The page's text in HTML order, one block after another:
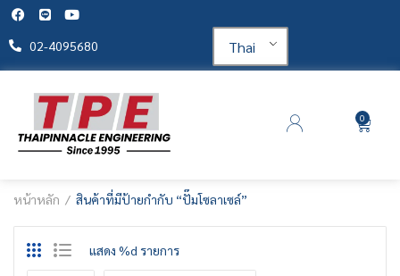
02-4095680 Thai
0
หน้าหลัก สินค้าที่มีป้ายกำกับ “ปั๊มโซลาเซล์”
แสดง %d รายการ